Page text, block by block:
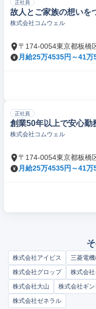
正社員
故人とご家族の想いを
株式会社コムウェル
〒174-0054東京都板橋
月給25万4535円～41万
正社員
創業50年以上で安心勤
株式会社コムウェル
〒174-0054東京都板橋
月給25万4535円～41万
株式会社アイビス 三菱電
株式会社グロップ
株式会
株式会社大山
株式会社ギン
株式会社ゼネラル